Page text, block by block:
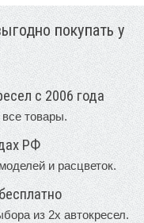
покупать у
с 2006 года
товары.
РФ
и расцветок.
из 2х автокресел.